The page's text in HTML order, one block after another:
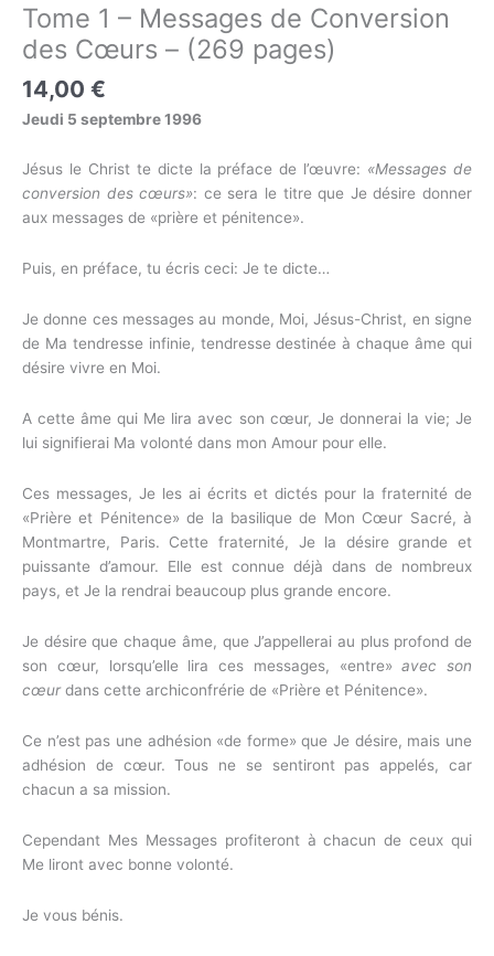
Tome 1 – Messages de Conversion
des Cœurs – (269 pages)
14,00 €
Jeudi 5 septembre 1996
Jésus le Christ te dicte la préface de l’œuvre: «Messages de
conversion des cœurs»: ce sera le titre que Je désire donner
aux messages de «prière et pénitence».
Puis, en préface, tu écris ceci: Je te dicte…
Je donne ces messages au monde, Moi, Jésus-Christ, en signe
de Ma tendresse infinie, tendresse destinée à chaque âme qui
désire vivre en Moi.
A cette âme qui Me lira avec son cœur, Je donnerai la vie; Je
lui signifierai Ma volonté dans mon Amour pour elle.
Ces messages, Je les ai écrits et dictés pour la fraternité de
«Prière et Pénitence» de la basilique de Mon Cœur Sacré, à
Montmartre, Paris. Cette fraternité, Je la désire grande et
puissante d’amour. Elle est connue déjà dans de nombreux
pays, et Je la rendrai beaucoup plus grande encore.
Je désire que chaque âme, que J’appellerai au plus profond de
son cœur, lorsqu’elle lira ces messages, «entre»avec son
cœurdans cette archiconfrérie de «Prière et Pénitence».
Ce n’est pas une adhésion «de forme» que Je désire, mais une
adhésion de cœur. Tous ne se sentiront pas appelés, car
chacun a sa mission.
Cependant Mes Messages profiteront à chacun de ceux qui
Me liront avec bonne volonté.
Je vous bénis.